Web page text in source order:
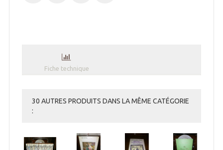
Fiche technique
30 AUTRES PRODUITS DANS LA MÊME CATÉGORIE
: